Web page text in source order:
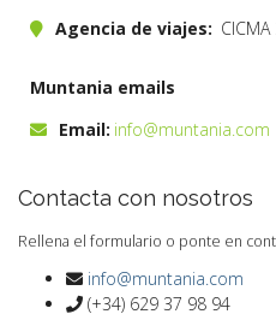
English
Agencia de viajes:
Muntania emails
Email: info@muntania.com
Contacta con nosotros
Rellena el formulario o ponte en
info@muntania.com
(+34) 629 37 98 94